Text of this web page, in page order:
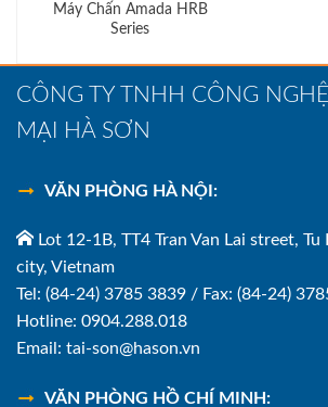
Máy Chấn Amada HRB
Series
CÔNG TY TNHH CÔNG
MẠI HÀ SƠN
VĂN PHÒNG HÀ NỘI:
Lot 12-1B, TT4 Tran Van Lai street,
city, Vietnam
Tel: (84-24) 3785 3839 / Fax: (84-24)
Hotline: 0904.288.018
Email: tai-son@hason.vn
VĂN PHÒNG HỒ CHÍ MINH: